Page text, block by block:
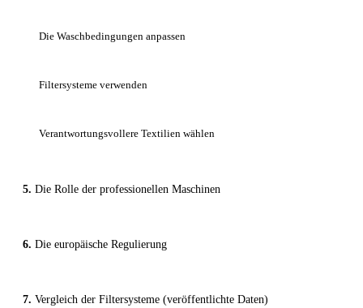
Die Waschbedingungen anpassen
Filtersysteme verwenden
Verantwortungsvollere Textilien wählen
Die Rolle der professionellen Maschinen
Die europäische Regulierung
Vergleich der Filtersysteme (veröffentlichte Daten)